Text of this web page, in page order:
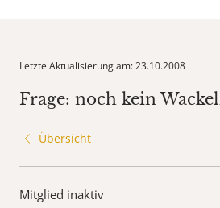
Letzte Aktualisierung am: 23.10.2008
Frage: noch kein
Übersicht
Mitglied inaktiv